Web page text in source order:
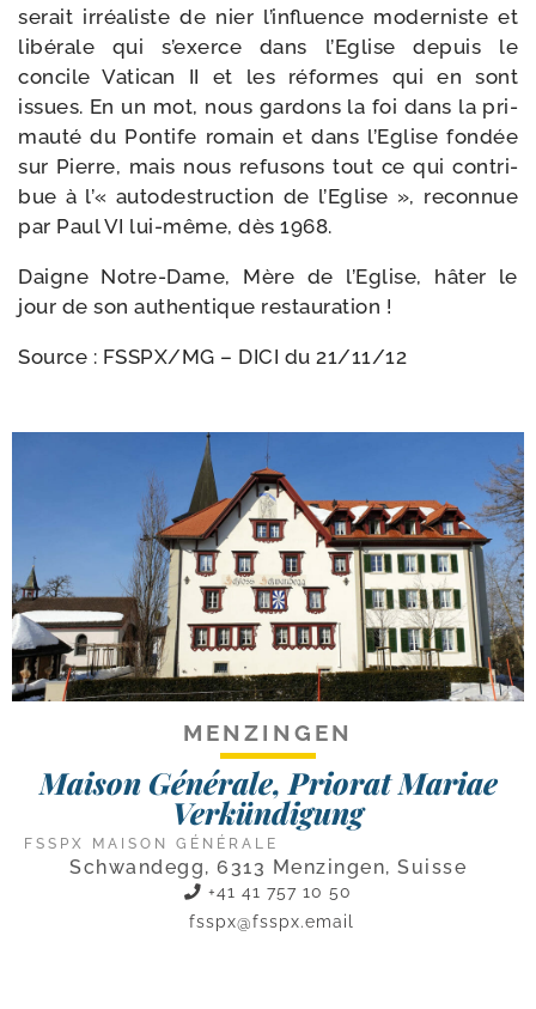
serait irréa­liste de nier l’influence moder­niste et
libé­rale qui s’exerce dans l’Eglise depuis le
concile Vatican II et les réformes qui en sont
issues. En un mot, nous gar­dons la foi dans la pri­
mau­té du Pontife romain et dans l’Eglise fon­dée
sur Pierre, mais nous refu­sons tout ce qui contri­
bue à l’« auto­des­truc­tion de l’Eglise », recon­nue
par Paul VI lui-​même, dès 1968.
Daigne Notre-​Dame, Mère de l’Eglise, hâter le
jour de son authen­tique restauration !
Source : FSSPX/​MG – DICI du 21/​11/​12
MENZINGEN
Maison Générale, Priorat Mariae
Verkündigung
FSSPX MAISON GÉNÉRALE
Schwandegg, 6313 Menzingen, Suisse
+41 41 757 10 50
fsspx@fsspx.email